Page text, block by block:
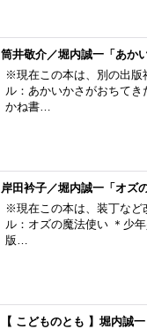
筒井敬介／堀内誠一「あか
※現在この本は、別の出版
ル：あかいかさがおちて
かね書…
岸田衿子／堀内誠一「オズ
※現在この本は、装丁など
ル：オズの魔法使い ＊少
版…
【 こどものとも 】堀内誠